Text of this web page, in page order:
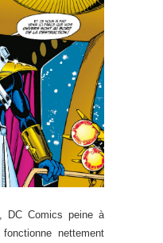
DC Comics peine à
nettement